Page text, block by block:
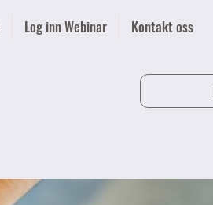
Log inn Webinar Kontakt oss